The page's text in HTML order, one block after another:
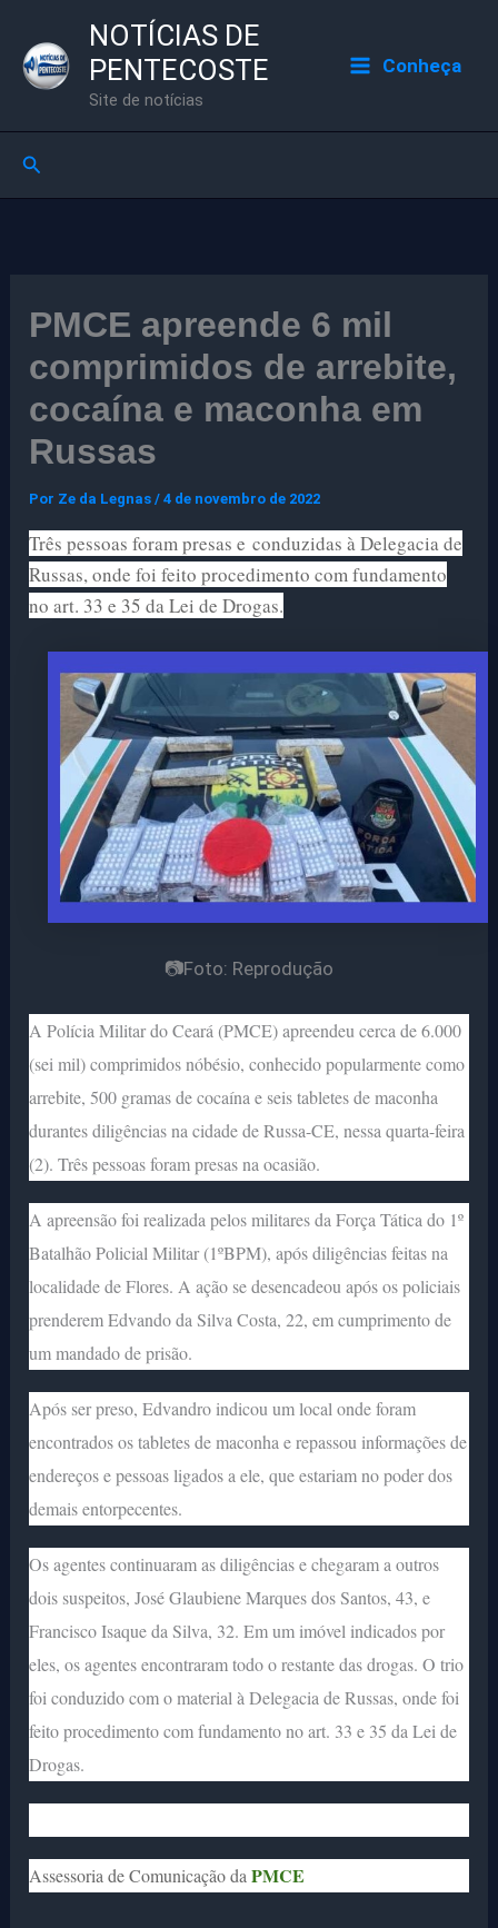
para
NOTÍCIAS DE
PENTECOSTE
Site de notícias
Conheça
Pesquisar
PMCE apreende 6 mil
comprimidos de arrebite,
cocaína e maconha em
Russas
Por Ze da Legnas/4 de novembro de 2022
Três pessoas foram presas e conduzidas à Delegacia de
Russas, onde foi feito procedimento com fundamento
no art. 33 e 35 da Lei de Drogas.
📷Foto: Reprodução
A Polícia Militar do Ceará (PMCE) apreendeu cerca de 6.000
(sei mil) comprimidos nóbésio, conhecido popularmente como
arrebite, 500 gramas de cocaína e seis tabletes de maconha
durantes diligências na cidade de Russa-CE, nessa quarta-feira
(2). Três pessoas foram presas na ocasião.
A apreensão foi realizada pelos militares da Força Tática do 1º
Batalhão Policial Militar (1ºBPM), após diligências feitas na
localidade de Flores. A ação se desencadeou após os policiais
prenderem Edvando da Silva Costa, 22, em cumprimento de
um mandado de prisão.
Após ser preso, Edvandro indicou um local onde foram
encontrados os tabletes de maconha e repassou informações de
endereços e pessoas ligados a ele, que estariam no poder dos
demais entorpecentes.
Os agentes continuaram as diligências e chegaram a outros
dois suspeitos, José Glaubiene Marques dos Santos, 43, e
Francisco Isaque da Silva, 32. Em um imóvel indicados por
eles, os agentes encontraram todo o restante das drogas. O trio
foi conduzido com o material à Delegacia de Russas, onde foi
feito procedimento com fundamento no art. 33 e 35 da Lei de
Drogas.
Assessoria de Comunicação daPMCE